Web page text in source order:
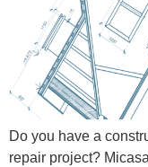
Do you have a
repair project?